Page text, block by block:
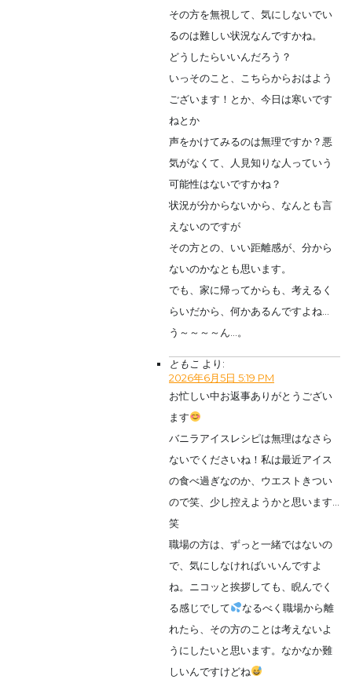
その方を無視して、気にしないでい
るのは難しい状況なんですかね。
どうしたらいいんだろう？
いっそのこと、こちらからおはよう
ございます！とか、今日は寒いです
ねとか
声をかけてみるのは無理ですか？悪
気がなくて、人見知りな人っていう
可能性はないですかね？
状況が分からないから、なんとも言
えないのですが
その方との、いい距離感が、分から
ないのかなとも思います。
でも、家に帰ってからも、考えるく
らいだから、何かあるんですよね…
う～～～～ん…。
ともこ より:
2026年6月5日 5:19 PM
お忙しい中お返事ありがとうござい
ます
バニラアイスレシピは無理はなさら
ないでくださいね！私は最近アイス
の食べ過ぎなのか、ウエストきつい
ので笑、少し控えようかと思います…
笑
職場の方は、ずっと一緒ではないの
で、気にしなければいいんですよ
ね。ニコッと挨拶しても、睨んでく
る感じでして
なるべく職場から離
れたら、その方のことは考えないよ
うにしたいと思います。なかなか難
しいんですけどね